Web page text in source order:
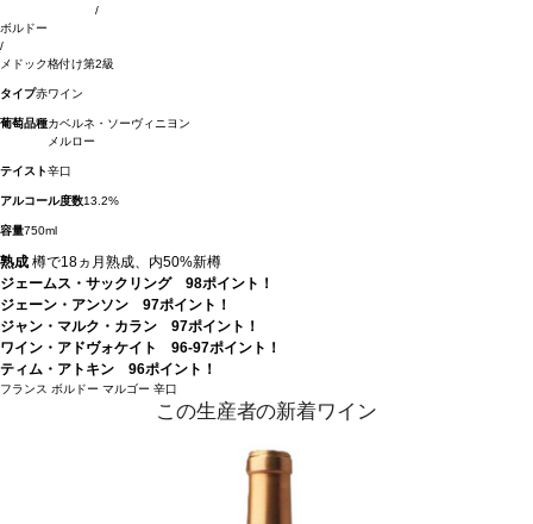
/
ボルドー
/
メドック格付け第2級
タイプ赤ワイン
葡萄品種カベルネ・ソーヴィニヨン
メルロー
テイスト辛口
アルコール度数13.2%
容量750ml
熟成 樽で18ヵ月熟成、内50%新樽
ジェームス・サックリング 98ポイント！
ジェーン・アンソン 97ポイント！
ジャン・マルク・カラン 97ポイント！
ワイン・アドヴォケイト 96-97ポイント！
ティム・アトキン 96ポイント！
フランス ボルドー マルゴー 辛口
この生産者の新着ワイン